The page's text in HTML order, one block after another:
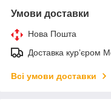
Умови доставки
Нова Пошта
Доставка курʼєром
Всі умови доставки